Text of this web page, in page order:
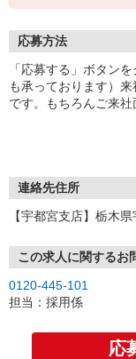
応募方法
「応募する」ボタン
も承っております）
です。もちろんご来
連絡先住所
【宇都宮支店】栃木
この求人に関するお
0120-445-101
担当：採用係
応